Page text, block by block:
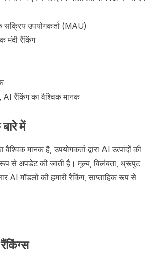
सक्रिय उपयोगकर्ता (MAU)
मंदी रैंकिंग
रैंकिंग का वैश्विक मानक
में
मानक है, उपयोगकर्ता द्वारा AI उत्पादों की
रूप से अपडेट की जाती है। मूल्य, विलंबता, थ्रूपुट
AI मॉडलों की हमारी रैंकिंग, साप्ताहिक रूप से